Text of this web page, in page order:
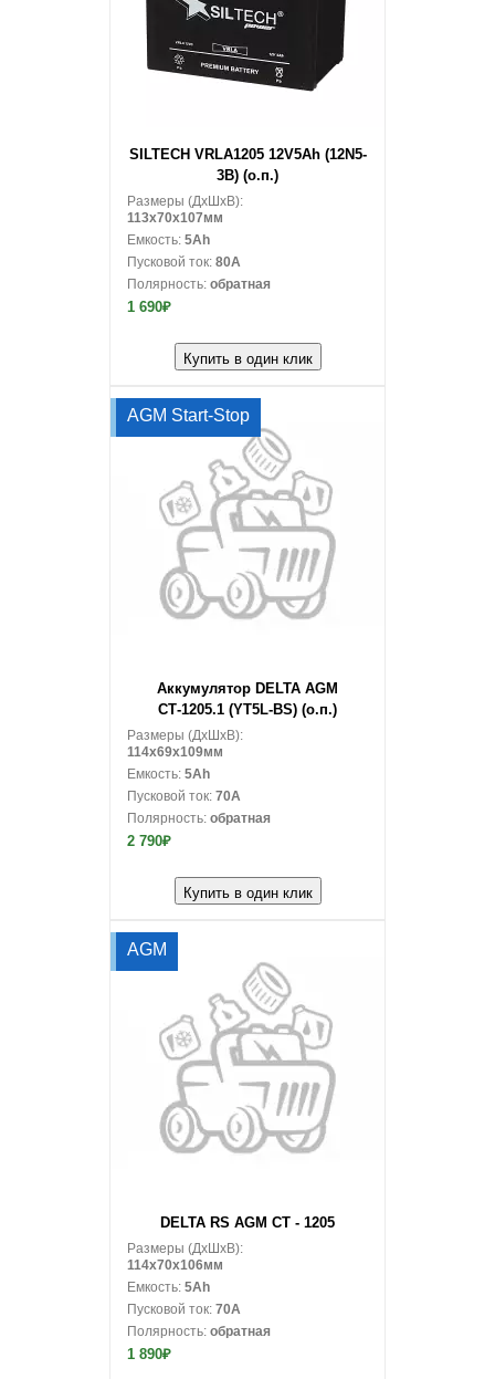
SILTECH VRLA1205 12V5Ah (12N5-
3B) (о.п.)
Размеры (ДxШxВ):
113x70x107мм
Емкость: 5Ah
Пусковой ток: 80A
Полярность: обратная
1 690₽
Купить в один клик
AGM Start-Stop
Аккумулятор DELTA AGM
СТ-1205.1 (YT5L-BS) (о.п.)
Размеры (ДxШxВ):
114x69x109мм
Емкость: 5Ah
Пусковой ток: 70A
Полярность: обратная
2 790₽
Купить в один клик
AGM
DELTA RS AGM СТ - 1205
Размеры (ДxШxВ):
114x70x106мм
Емкость: 5Ah
Пусковой ток: 70A
Полярность: обратная
1 890₽